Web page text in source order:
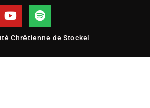
Chrétienne de Stockel